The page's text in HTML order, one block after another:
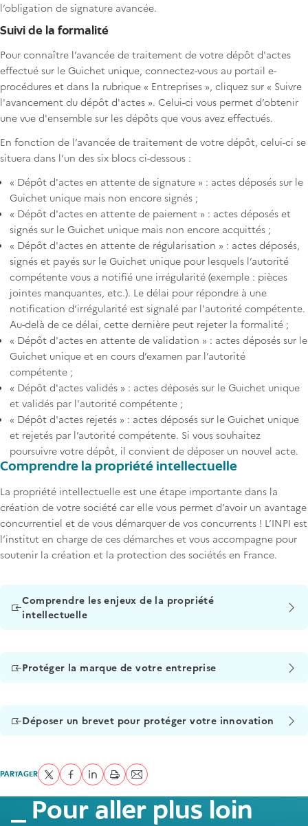
l’obligation de signature avancée.
Suivi de la formalité
Pour connaître l’avancée de traitement de votre dépôt d'actes
effectué sur le Guichet unique, connectez-vous au portail e-
procédures et dans la rubrique « Entreprises », cliquez sur « Suivre
l'avancement du dépôt d'actes ». Celui-ci vous permet d’obtenir
une vue d'ensemble sur les dépôts que vous avez effectués.
En fonction de l’avancée de traitement de votre dépôt, celui-ci se
situera dans l’un des six blocs ci-dessous :
« Dépôt d'actes en attente de signature » : actes déposés sur le
Guichet unique mais non encore signés ;
« Dépôt d'actes en attente de paiement » : actes déposés et
signés sur le Guichet unique mais non encore acquittés ;
« Dépôt d'actes en attente de régularisation » : actes déposés,
signés et payés sur le Guichet unique pour lesquels l’autorité
compétente vous a notifié une irrégularité (exemple : pièces
jointes manquantes, etc.). Le délai pour répondre à une
notification d’irrégularité est signalé par l'autorité compétente.
Au-delà de ce délai, cette dernière peut rejeter la formalité ;
« Dépôt d'actes en attente de validation » : actes déposés sur le
Guichet unique et en cours d’examen par l’autorité
compétente ;
« Dépôt d'actes validés » : actes déposés sur le Guichet unique
et validés par l'autorité compétente ;
« Dépôt d'actes rejetés » : actes déposés sur le Guichet unique
et rejetés par l’autorité compétente. Si vous souhaitez
poursuivre votre dépôt, il convient de déposer un nouvel acte.
Comprendre la propriété intellectuelle
La propriété intellectuelle est une étape importante dans la
création de votre société car elle vous permet d’avoir un avantage
concurrentiel et de vous démarquer de vos concurrents ! L’INPI est
l’institut en charge de ces démarches et vous accompagne pour
soutenir la création et la protection des sociétés en France.
Comprendre les enjeux de la propriété
intellectuelle
Protéger la marque de votre entreprise
Déposer un brevet pour protéger votre innovation
PARTAGERPartager sur Twitter
Partager sur Facebook
Partager sur LinkedIn
imprimerEnvoyer par courriel
Pour aller plus loin